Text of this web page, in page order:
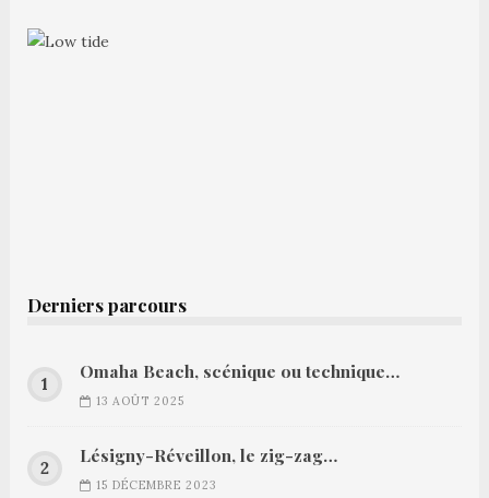
Derniers parcours
Omaha Beach, scénique ou technique…
13 AOÛT 2025
Lésigny-Réveillon, le zig-zag…
15 DÉCEMBRE 2023